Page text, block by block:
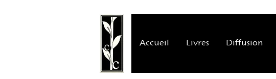
Accueil Livres Diffusion